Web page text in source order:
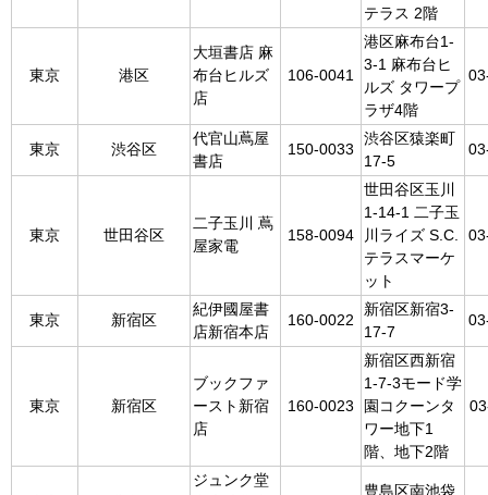
テラス 2階
東京 港区
大垣書店 麻
布台ヒルズ
店
106-0041
港区麻布台1-
3-1 麻布台ヒ
ルズ タワープ
ラザ4階
東京 渋谷区
代官山蔦屋
書店
150-0033
渋谷区猿楽町
17-5
東京 世田谷区
二子玉川 蔦
屋家電
158-0094
世田谷区玉川
1-14-1 二子玉
川ライズ S.C.
テラスマーケ
ット
東京 新宿区
紀伊國屋書
店新宿本店
160-0022
新宿区新宿3-
17-7
東京 新宿区
ブックファ
ースト新宿
店
160-0023
新宿区西新宿
1-7-3モード学
園コクーンタ
ワー地下1
階、地下2階
ジュンク堂
豊島区南池袋